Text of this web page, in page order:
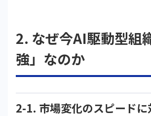
2. なぜ今AI駆動型組
強」なのか
2-1. 市場変化のスピードに